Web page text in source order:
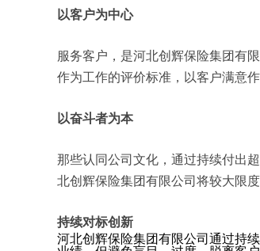
以客户为中心
服务客户，是河北创辉保险集团有
作为工作的评价标准，以客户满意
以奋斗者为本
那些认同公司文化，通过持续付出
北创辉保险集团有限公司将较大限
持续对标创新
河北创辉保险集团有限公司通过持